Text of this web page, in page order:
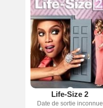
Life-Size 2
Date de sortie inconnue